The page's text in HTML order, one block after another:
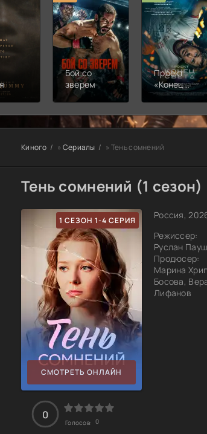
Бой со
зверем
Проект
«Конец
света»
Киного » Сериалы » Тень сомнений
Тень сомнений (1 сезон)
1 СЕЗОН 1-4 СЕРИЯ
СМОТРЕТЬ ОНЛАЙН
Россия,
Режиссер:
Руслан
Продюсер:
Марина
Босова,
Лифанов
0
Голосов: 0